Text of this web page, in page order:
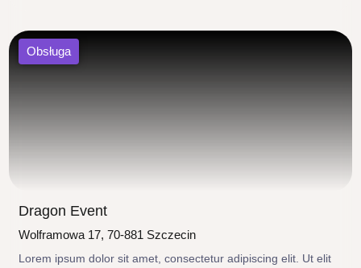
Obsługa
Dragon Event
Wolframowa 17, 70-881 Szczecin
Lorem ipsum dolor sit amet, consectetur adipiscing elit. Ut elit